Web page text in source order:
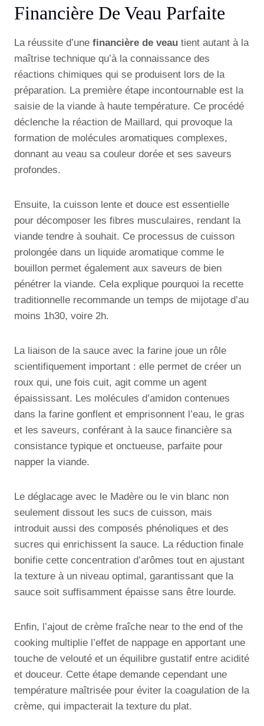
Financière De Veau Parfaite
La réussite d’une financière de veau tient autant à la
maîtrise technique qu’à la connaissance des
réactions chimiques qui se produisent lors de la
préparation. La première étape incontournable est la
saisie de la viande à haute température. Ce procédé
déclenche la réaction de Maillard, qui provoque la
formation de molécules aromatiques complexes,
donnant au veau sa couleur dorée et ses saveurs
profondes.
Ensuite, la cuisson lente et douce est essentielle
pour décomposer les fibres musculaires, rendant la
viande tendre à souhait. Ce processus de cuisson
prolongée dans un liquide aromatique comme le
bouillon permet également aux saveurs de bien
pénétrer la viande. Cela explique pourquoi la recette
traditionnelle recommande un temps de mijotage d’au
moins 1h30, voire 2h.
La liaison de la sauce avec la farine joue un rôle
scientifiquement important : elle permet de créer un
roux qui, une fois cuit, agit comme un agent
épaississant. Les molécules d’amidon contenues
dans la farine gonflent et emprisonnent l’eau, le gras
et les saveurs, conférant à la sauce financière sa
consistance typique et onctueuse, parfaite pour
napper la viande.
Le déglacage avec le Madère ou le vin blanc non
seulement dissout les sucs de cuisson, mais
introduit aussi des composés phénoliques et des
sucres qui enrichissent la sauce. La réduction finale
bonifie cette concentration d’arômes tout en ajustant
la texture à un niveau optimal, garantissant que la
sauce soit suffisamment épaisse sans être lourde.
Enfin, l’ajout de crème fraîche near to the end of the
cooking multiplie l’effet de nappage en apportant une
touche de velouté et un équilibre gustatif entre acidité
et douceur. Cette étape demande cependant une
température maîtrisée pour éviter la coagulation de la
crème, qui impacterait la texture du plat.